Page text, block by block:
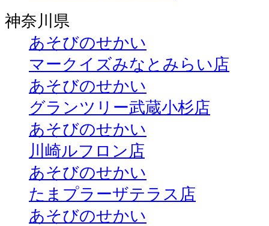
神奈川県
あそびのせかい
マークイズみなとみらい店
あそびのせかい
グランツリー武蔵小杉店
あそびのせかい
川崎ルフロン店
あそびのせかい
たまプラーザテラス店
あそびのせかい